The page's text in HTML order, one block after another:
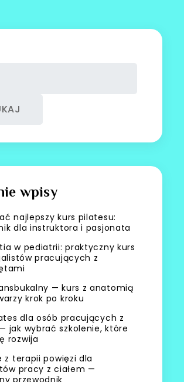
wpisy
najlepszy kurs pilatesu:
dla instruktora i pasjonata
w pediatrii: praktyczny kurs
pracujących z
— kurs z anatomią
krok po kroku
dla osób pracujących z
jak wybrać szkolenie, które
rozwija
z terapii powięzi dla
pracy z ciałem —